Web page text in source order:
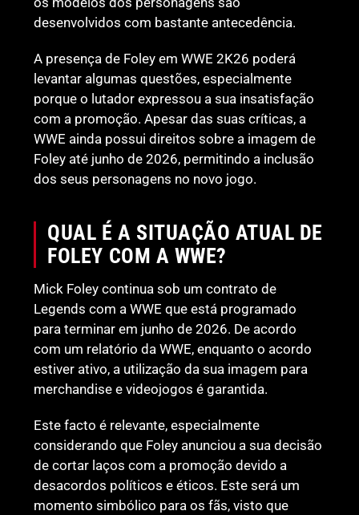
desenvolvidos com bastante antecedência.
A presença de Foley em WWE 2K26 poderá
levantar algumas questões, especialmente
porque o lutador expressou a sua insatisfação
com a promoção. Apesar das suas críticas, a
WWE ainda possui direitos sobre a imagem de
Foley até junho de 2026, permitindo a inclusão
dos seus personagens no novo jogo.
QUAL É A SITUAÇÃO ATUAL DE
FOLEY COM A WWE?
Mick Foley continua sob um contrato de
Legends com a WWE que está programado
para terminar em junho de 2026. De acordo
com um relatório da WWE, enquanto o acordo
estiver ativo, a utilização da sua imagem para
merchandise e videojogos é garantida.
Este facto é relevante, especialmente
considerando que Foley anunciou a sua decisão
de cortar laços com a promoção devido a
desacordos políticos e éticos. Este será um
momento simbólico para os fãs, visto que